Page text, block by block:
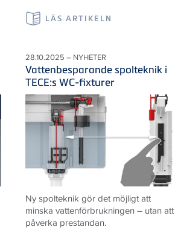
LÄS ARTIKELN
28.10.2025 – NYHETER
Vattenbesparande spolteknik i
TECE:s WC-fixturer
Ny spolteknik gör det möjligt att
minska vattenförbrukningen – utan att
påverka prestandan.